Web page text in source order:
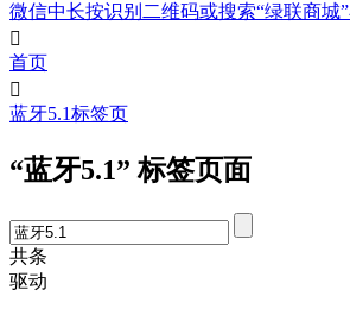
微信中长按识别二维码或搜索“绿联商城

首页

蓝牙5.1标签页
“蓝牙5.1” 标签页面
共条
驱动